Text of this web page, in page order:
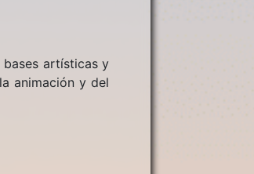
artísticas y
animación y del